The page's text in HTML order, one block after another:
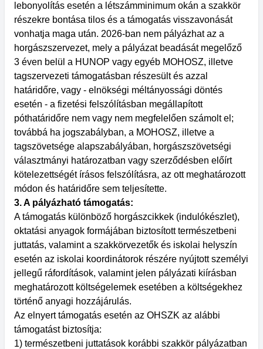
lebonyolítás esetén a létszámminimum okán a szakkör
részekre bontása tilos és a támogatás visszavonását
vonhatja maga után. 2026-ban nem pályázhat az a
horgászszervezet, mely a pályázat beadását megelőző
3 éven belül a HUNOP vagy egyéb MOHOSZ, illetve
tagszervezeti támogatásban részesült és azzal
határidőre, vagy - elnökségi méltányossági döntés
esetén - a fizetési felszólításban megállapított
póthatáridőre nem vagy nem megfelelően számolt el;
továbbá ha jogszabályban, a MOHOSZ, illetve a
tagszövetsége alapszabályában, horgászszövetségi
választmányi határozatban vagy szerződésben előírt
kötelezettségét írásos felszólításra, az ott meghatározott
módon és határidőre sem teljesítette.
3. A pályázható támogatás:
A támogatás különböző horgászcikkek (indulókészlet),
oktatási anyagok formájában biztosított természetbeni
juttatás, valamint a szakkörvezetők és iskolai helyszín
esetén az iskolai koordinátorok részére nyújtott személyi
jellegű ráfordítások, valamint jelen pályázati kiírásban
meghatározott költségelemek esetében a költségekhez
történő anyagi hozzájárulás.
Az elnyert támogatás esetén az OHSZK az alábbi
támogatást biztosítja:
1) természetbeni juttatások korábbi szakkör pályázatban